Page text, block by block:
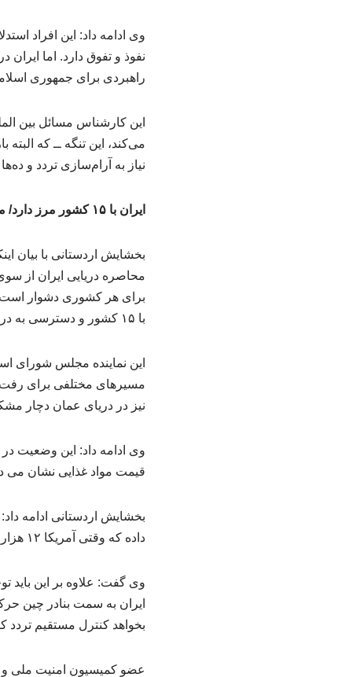
وی ادامه داد: این افراد
نفوذ و تفوق دارد. اما
راهبردی برای جمهوری
این کارشناس مسائل بین
می‌کند، این تنگه ــ که
نیاز به آرام‌سازی تردد و
ایران با ۱۵ کشور مرز دارد/ محاصره ایران امکان پذیر نیست
بخشایش اردستانی با بیان
محاصره دریایی ایران از
با ۱۵ کشور و دسترسی به دریای خزر اعمال محاصر کامل عملا ممکن نیست.
این نماینده مجلس شورای
مسیرهای مختلفی برای
نیز در دریای عمان دچار
وی ادامه داد: این وضعیت
قیمت مواد غذایی نشان می
بخشایش اردستانی ادامه
داده که وقتی آمریکا ۱۲ هزار کیلومتر با این منطقه فاصله دارد، دلیلی برای حضورش در مدیریت این آبراهه وجود ندارد.
وی گفت: علاوه بر این باید
بخواهد کنترل مستقیم تردد
عضو کمیسیون امنیت ملی